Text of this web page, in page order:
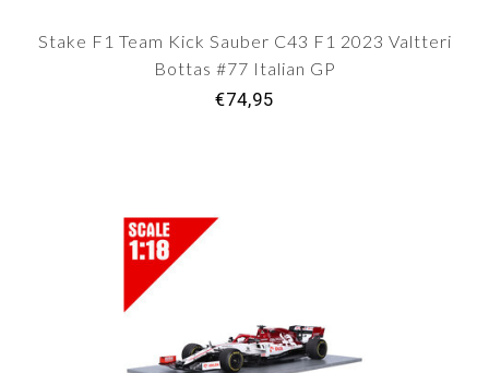
Stake F1 Team Kick Sauber C43 F1 2023 Valtteri
Bottas #77 Italian GP
€74,95